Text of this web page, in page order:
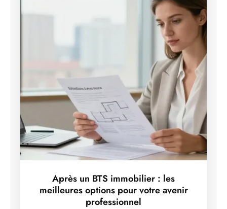
Après un BTS immobilier : les
meilleures options pour votre avenir
professionnel